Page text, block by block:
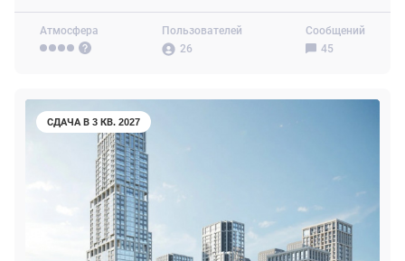
Атмосфера
Пользователей
26
Сообщений
45
СДАЧА В 3 КВ. 2027